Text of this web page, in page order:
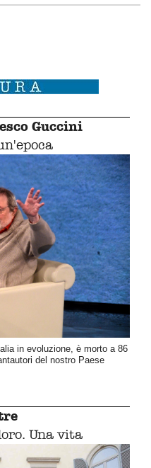
Guccini
in evoluzione, è morto a 86
del nostro Paese
Una vita